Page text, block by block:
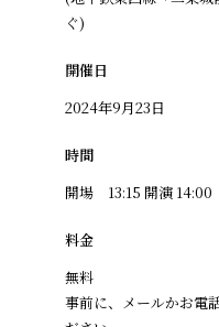
ぐ)
開催日
2024年9月23日
時間
開場 13:15 開演 14:00
料金
無料
事前に、メールかお電